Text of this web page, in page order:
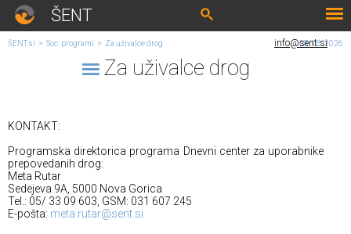
ŠENT
info@sent.si
08. 08. 2026
ŠENT.si > Soc. programi > Za uživalce drog
Za uživalce drog
KONTAKT:
Programska direktorica programa Dnevni center za uporabnike
prepovedanih drog:
Meta Rutar
Sedejeva 9A, 5000 Nova Gorica
Tel.: 05/ 33 09 603, GSM: 031 607 245
E-pošta: meta.rutar@sent.si